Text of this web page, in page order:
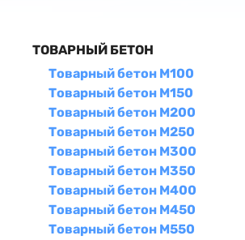
ТОВАРНЫЙ БЕТОН
Товарный бетон М100
Товарный бетон М150
Товарный бетон М200
Товарный бетон М250
Товарный бетон М300
Товарный бетон М350
Товарный бетон М400
Товарный бетон М450
Товарный бетон М550